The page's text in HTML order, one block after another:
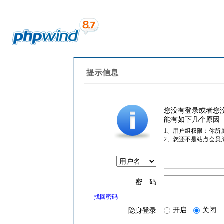
提示信息
您没有登录或者您
能有如下几个原因
1、用户组权限：你所
2、您还不是站点会员
密 码
找回密码
隐身登录 开启 关闭